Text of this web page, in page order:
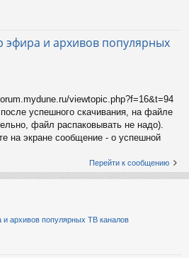
эфира и архивов популярных
viewtopic.php?f=16&t=94
успешного скачивания, на файле
файл распаковывать не надо).
на экране сообщение - о успешной
Перейти к сообщению
архивов популярных ТВ каналов